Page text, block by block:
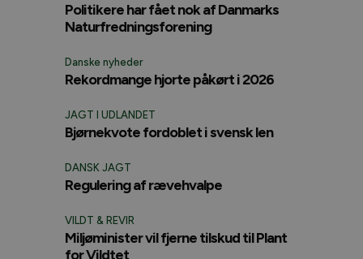
Politikere har fået nok af Danmarks
Naturfredningsforening
Danske nyheder
Rekordmange hjorte påkørt i 2026
JAGT I UDLANDET
Bjørnekvote fordoblet i svensk len
DANSK JAGT
Regulering af rævehvalpe
VILDT & REVIR
Miljøminister vil fjerne tilskud til Plant
for Vildtet